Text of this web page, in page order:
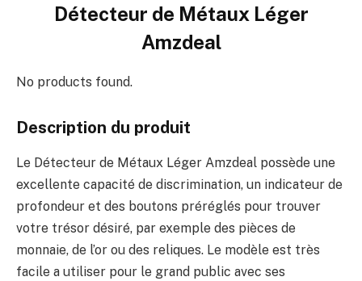
Détecteur de Métaux Léger
Amzdeal
No products found.
Description du produit
Le Détecteur de Métaux Léger Amzdeal possède une
excellente capacité de discrimination, un indicateur de
profondeur et des boutons préréglés pour trouver
votre trésor désiré, par exemple des pièces de
monnaie, de l’or ou des reliques. Le modèle est très
facile a utiliser pour le grand public avec ses